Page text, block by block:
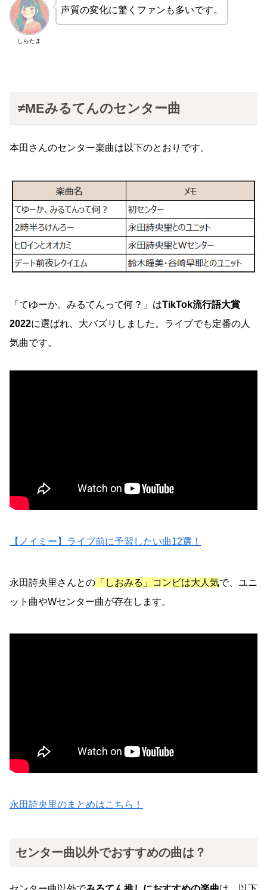
しらたま
声質の変化に驚くファンも多いです。
≠MEみるてんのセンター曲
本田さんのセンター楽曲は以下のとおりです。
「てゆーか、みるてんって何？」はTikTok流行語大賞
2022に選ばれ、大バズリしました。ライブでも定番の人
気曲です。
【ノイミー】ライブ前に予習したい曲12選！
永田詩央里さんとの 「しおみる」コンビは大人気で、ユニ
ット曲やWセンター曲が存在します。
永田詩央里のまとめはこちら！
センター曲以外でおすすめの曲は？